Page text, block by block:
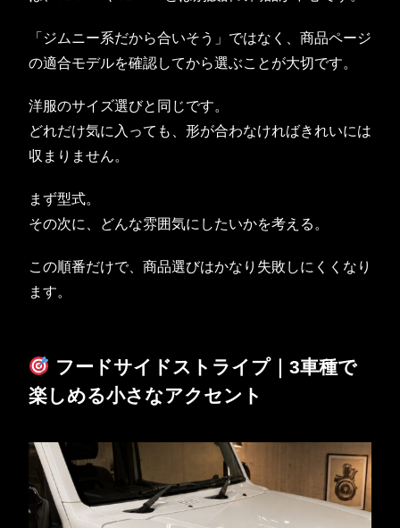
「ジムニー系だから合いそう」ではなく、商品ページ
の適合モデルを確認してから選ぶことが大切です。
洋服のサイズ選びと同じです。
どれだけ気に入っても、形が合わなければきれいには
収まりません。
まず型式。
その次に、どんな雰囲気にしたいかを考える。
この順番だけで、商品選びはかなり失敗しにくくなり
ます。
フードサイドストライプ｜3車種で
楽しめる小さなアクセント